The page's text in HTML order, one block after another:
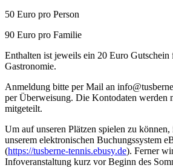
50 Euro pro Person
90 Euro pro Familie
Enthalten ist jeweils ein 20 Euro Gutschein
Gastronomie.
Anmeldung bitte per Mail an
per Überweisung. Die Kontodaten werden
mitgeteilt.
Um auf unseren Plätzen spielen zu
unserem elektronischen Buchungssystem
(https://tusberne-tennis.ebusy.de). Ferner
Infoveranstaltung kurz vor Beginn des